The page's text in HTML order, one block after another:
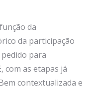
da
da participação
para
com as etapas já
contextualizada e